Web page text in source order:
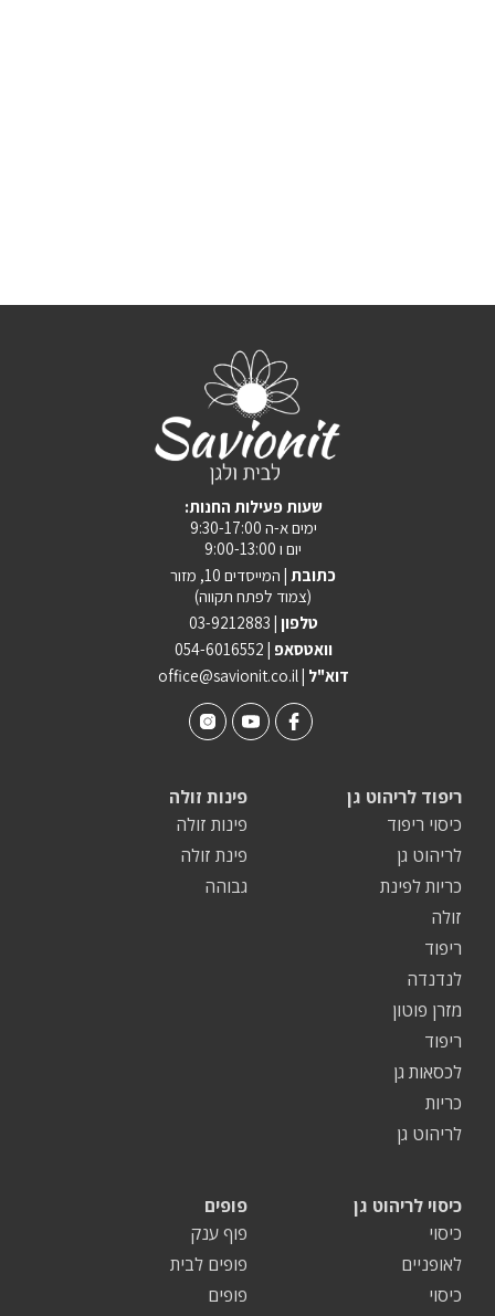
:שעות פעילות החנות
ימים א-ה 9:30-17:00
יום ו 9:00-13:00
כתובת | המייסדים 10, מזור
(צמוד לפתח תקווה)
טלפון | 03-9212883
וואטסאפ | 054-6016552
office@savionit.co.il | דוא"ל
פינות זולה
פינות זולה
פינת זולה
גבוהה
ריפוד לריהוט גן
כיסוי ריפוד
לריהוט גן
כריות לפינת
זולה
ריפוד
לנדנדה
מזרן פוטון
ריפוד
לכסאות גן
כריות
לריהוט גן
פופים
פוף ענק
פופים לבית
פופים
כיסוי לריהוט גן
כיסוי
לאופניים
כיסוי